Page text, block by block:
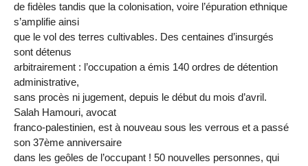
de fidèles tandis que la colonisation, voire l’épuration ethnique
s’amplifie ainsi
que le vol des terres cultivables. Des centaines d’insurgés
sont détenus
arbitrairement : l’occupation a émis 140 ordres de détention
administrative,
sans procès ni jugement, depuis le début du mois d’avril.
Salah Hamouri, avocat
franco-palestinien, est à nouveau sous les verrous et a passé
son 37ème anniversaire
dans les geôles de l’occupant ! 50 nouvelles personnes, qui